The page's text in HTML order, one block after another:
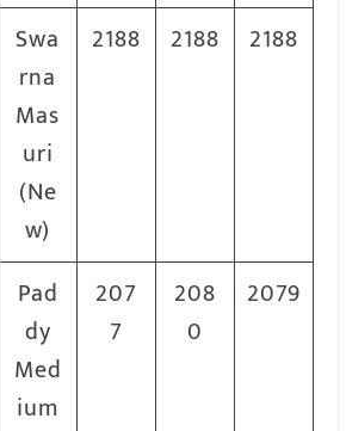
Swa
rna
Mas
uri
(Ne
w)
2188 2188 2188
Pad
dy
Med
ium
207
7
208
0
2079